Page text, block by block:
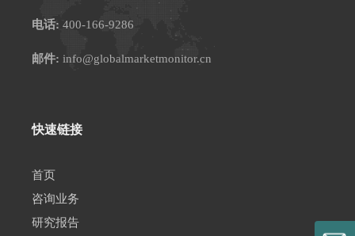
电话: 400-166-9286
邮件: info@globalmarketmonitor.cn
快速链接
首页
咨询业务
研究报告